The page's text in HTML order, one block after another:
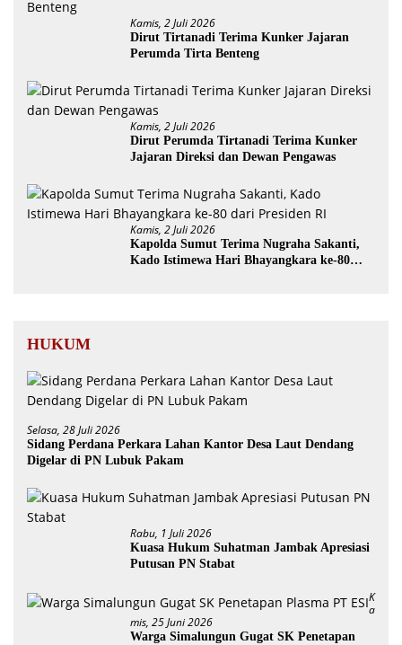
Kamis, 2 Juli 2026
Dirut Tirtanadi Terima Kunker Jajaran
Perumda Tirta Benteng
Kamis, 2 Juli 2026
Dirut Perumda Tirtanadi Terima Kunker
Jajaran Direksi dan Dewan Pengawas
Kamis, 2 Juli 2026
Kapolda Sumut Terima Nugraha Sakanti,
Kado Istimewa Hari Bhayangkara ke-80
HUKUM
Selasa, 28 Juli 2026
Sidang Perdana Perkara Lahan Kantor Desa Laut Dendang
Digelar di PN Lubuk Pakam
Rabu, 1 Juli 2026
Kuasa Hukum Suhatman Jambak Apresiasi
Putusan PN Stabat
K
A
Mis, 25 Juni 2026
Warga Simalungun Gugat SK Penetapan